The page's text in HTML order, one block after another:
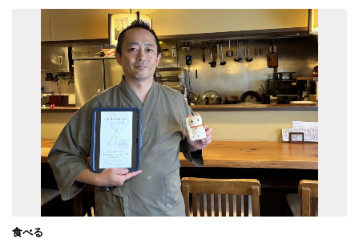
食べる